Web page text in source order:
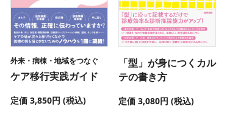
外来・病棟・地域をつなぐ
ケア移行実践ガイド
定価 3,850円 (税込)
「型」が身につくカル
テの書き方
定価 3,080円 (税込)